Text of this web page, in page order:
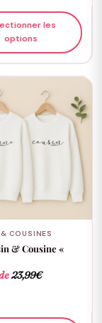
les
options
COUSINES
& Cousine «
23,99€